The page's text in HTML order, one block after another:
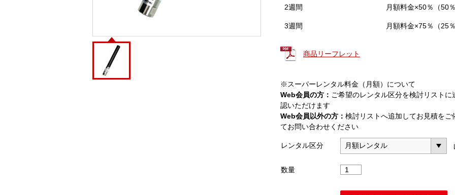
2週間 月額料金×50％（50％
3週間 月額料金×75％（25％
商品リーフレット
※スーパーレンタル料金（月額）について
Web会員の方： ご希望のレンタル区分を検討リスト
認いただけます
Web会員以外の方： 検討リストへ追加してお見積をご
てお問い合わせください
レンタル区分
数量
携
用